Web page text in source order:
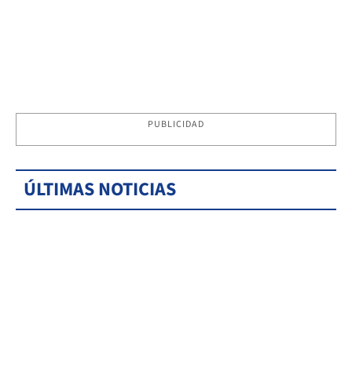
PUBLICIDAD
ÚLTIMAS NOTICIAS